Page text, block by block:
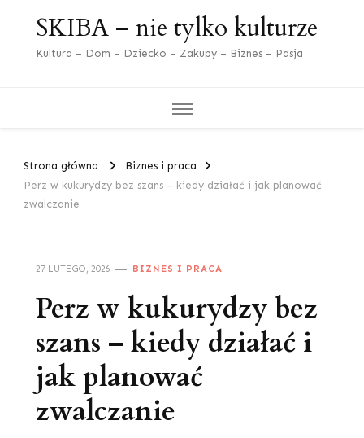
SKIBA – nie tylko kulturze
Kultura – Dom – Dziecko – Zakupy – Biznes – Pasja
Strona główna
Biznes i praca
Perz w kukurydzy bez szans – kiedy działać i jak planować
zwalczanie
27 LUTEGO, 2026 BIZNES I PRACA
Perz w kukurydzy bez
szans – kiedy działać i
jak planować
zwalczanie